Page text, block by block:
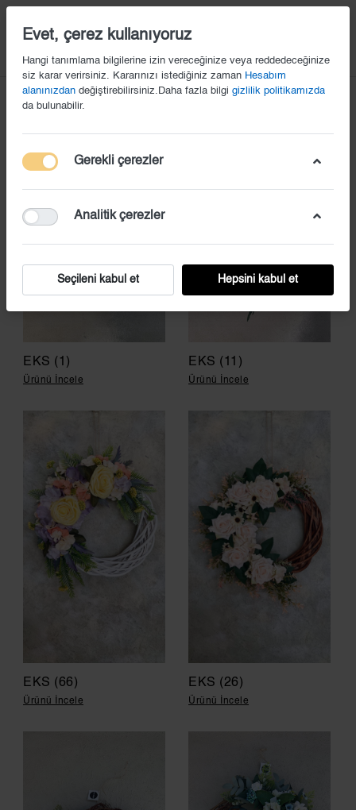
Çiçekli Kapı Süsü Ile Etiketlenmiş Ürünler
EKS (1)
Ürünü İncele
EKS (11)
Ürünü İncele
EKS (66)
Ürünü İncele
EKS (26)
Ürünü İncele
Evet, çerez kullanıyoruz
Hangi tanımlama bilgilerine izin vereceğinize veya reddedeceğinize
siz karar verirsiniz. Kararınızı istediğiniz zaman Hesabım
alanınızdan değiştirebilirsiniz.Daha fazla bilgi gizlilik politikamızda
da bulunabilir.
Gerekli çerezler
Analitik çerezler
Seçileni kabul et Hepsini kabul et